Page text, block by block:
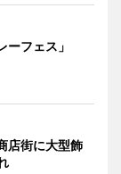
ーフェス」
店街に大型飾